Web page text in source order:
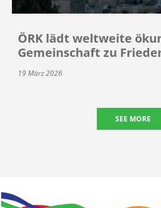
ÖRK lädt weltweite
Gemeinschaft zu
19 März 2026
SEE MORE